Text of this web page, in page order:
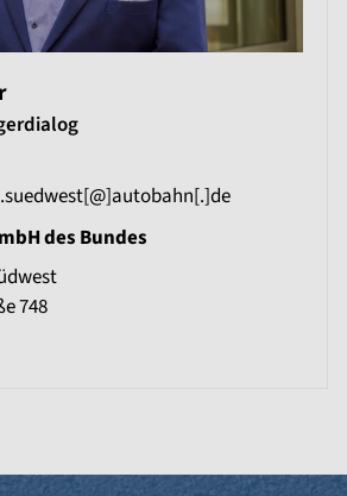
des Bundes
748